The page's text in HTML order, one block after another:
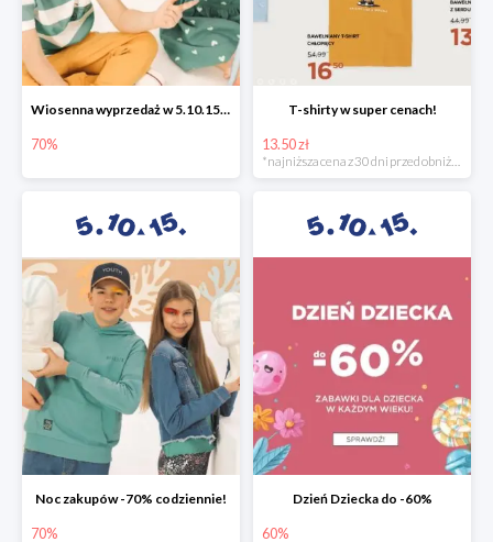
Wiosenna wyprzedaż w 5.10.15 -70%
70%
T-shirty w super cenach!
13.50 zł
*najniższa cena z 30 dni przed obniżką
Noc zakupów -70% codziennie!
70%
Dzień Dziecka do -60%
60%